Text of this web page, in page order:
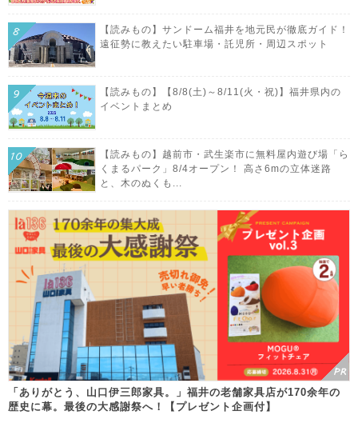
【読みもの】サンドーム福井を地元民が徹底ガイド！
遠征勢に教えたい駐車場・託児所・周辺スポット
【読みもの】【8/8(土)～8/11(火・祝)】福井県内の
イベントまとめ
【読みもの】越前市・武生楽市に無料屋内遊び場「ら
くまるパーク」8/4オープン！ 高さ6mの立体迷路
と、木のぬくも...
「ありがとう、山口伊三郎家具。」福井の老舗家具店が170余年の
歴史に幕。最後の大感謝祭へ！【プレゼント企画付】